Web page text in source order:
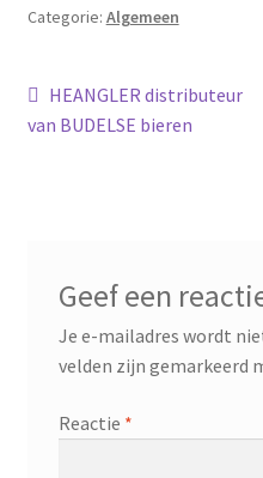
Categorie: Algemeen
Bericht
navigatie
Vorig
bericht:
HEANGLER distributeur
van BUDELSE bieren
Geef een
Je e-mailadres wordt
velden zijn gemarkeerd
Reactie *